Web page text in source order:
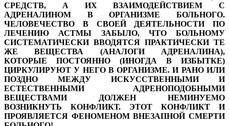
СРЕДСТВ, А ИХ ВЗАИМОДЕЙСТВИЕМ С
АДРЕНАЛИНОМ В ОРГАНИЗМЕ БОЛЬНОГО.
ЧЕЛОВЕЧЕСТВО В СВОЕЙ ДЕЯТЕЛЬНОСТИ ПО
ЛЕЧЕНИЮ АСТМЫ ЗАБЫЛО, ЧТО БОЛЬНОМУ
СИСТЕМАТИЧЕСКИ ВВОДЯТСЯ ПРАКТИЧЕСКИ ТЕ
ЖЕ ВЕЩЕСТВА (АНАЛОГИ АДРЕНАЛИНА),
КОТОРЫЕ ПОСТОЯННО (ИНОГДА В ИЗБЫТКЕ)
ЦИРКУЛИРУЮТ У НЕГО В ОРГАНИЗМЕ. И РАНО ИЛИ
ПОЗДНО МЕЖДУ ИСКУССТВЕННЫМИ И
ЕСТЕСТВЕННЫМИ АДРЕНОПОДОБНЫМИ
ВЕЩЕСТВАМИ ДОЛЖЕН НЕМИНУЕМО
ВОЗНИКНУТЬ КОНФЛИКТ. ЭТОТ КОНФЛИКТ И
ПРОЯВЛЯЕТСЯ ФЕНОМЕНОМ ВНЕЗАПНОЙ СМЕРТИ